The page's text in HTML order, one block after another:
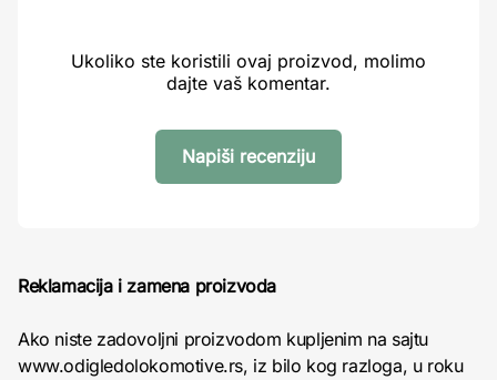
Ukoliko ste koristili ovaj proizvod, molimo
dajte vaš komentar.
Napiši recenziju
Reklamacija i zamena proizvoda
Ako niste zadovoljni proizvodom kupljenim na sajtu
www.odigledolokomotive.rs, iz bilo kog razloga, u roku